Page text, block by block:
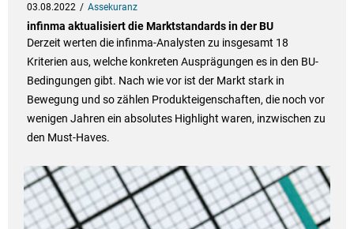
03.08.2022 Assekuranz
infinma aktualisiert die Marktstandards in der BU
Derzeit werten die infinma-Analysten zu insgesamt 18
Kriterien aus, welche konkreten Ausprägungen es in den BU-
Bedingungen gibt. Nach wie vor ist der Markt stark in
Bewegung und so zählen Produkteigenschaften, die noch vor
wenigen Jahren ein absolutes Highlight waren, inzwischen zu
den Must-Haves.